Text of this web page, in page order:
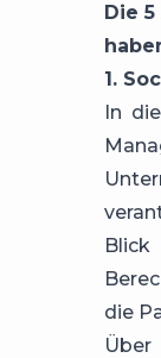
Die
1.
In
die